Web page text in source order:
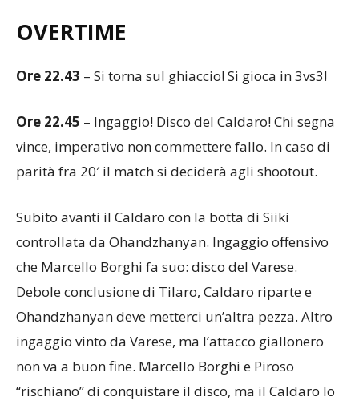
OVERTIME
Ore 22.43 – Si torna sul ghiaccio! Si gioca in 3vs3!
Ore 22.45 – Ingaggio! Disco del Caldaro! Chi segna
vince, imperativo non commettere fallo. In caso di
parità fra 20′ il match si deciderà agli shootout.
Subito avanti il Caldaro con la botta di Siiki
controllata da Ohandzhanyan. Ingaggio offensivo
che Marcello Borghi fa suo: disco del Varese.
Debole conclusione di Tilaro, Caldaro riparte e
Ohandzhanyan deve metterci un’altra pezza. Altro
ingaggio vinto da Varese, ma l’attacco giallonero
non va a buon fine. Marcello Borghi e Piroso
“rischiano” di conquistare il disco, ma il Caldaro lo